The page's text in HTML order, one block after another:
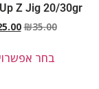
Z Jig 20/30gr
₪35.00
בחר